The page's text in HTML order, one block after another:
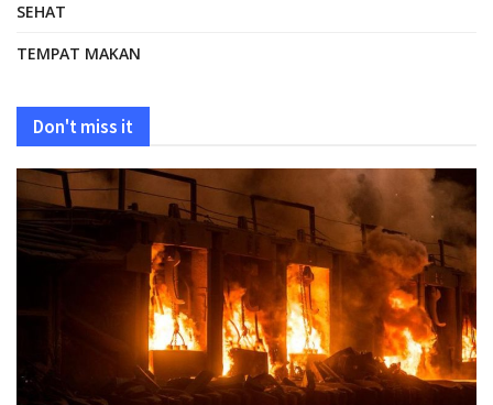
SEHAT
TEMPAT MAKAN
Don't miss it